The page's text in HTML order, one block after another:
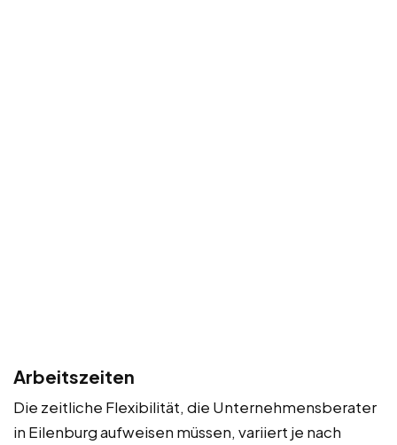
Arbeitszeiten
Die zeitliche Flexibilität, die Unternehmensberater
in Eilenburg aufweisen müssen, variiert je nach